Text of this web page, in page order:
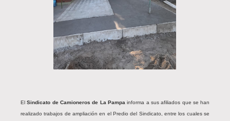
ElSindicato de Camioneros de La Pampa informa a sus afiliados que se han
realizado trabajos de ampliación en el Predio del Sindicato, entre los cuales se